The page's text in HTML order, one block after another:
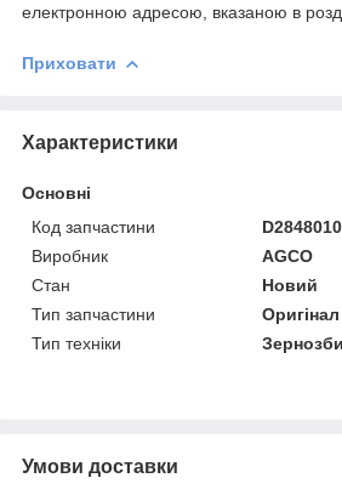
електронною адресою, вказаною в
Приховати
Характеристики
Основні
Код запчастини
Виробник
AGCO
Стан
Новий
Тип запчастини
Оригінал
Тип техніки
Умови доставки